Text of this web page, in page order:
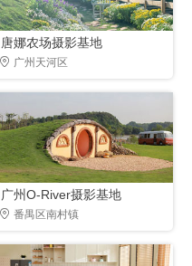
唐娜农场摄影基地
广州天河区
广州O-River摄影基地
番禺区南村镇